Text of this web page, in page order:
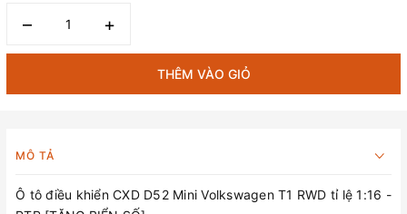
– +
THÊM VÀO GIỎ
MÔ TẢ
Ô tô điều khiển CXD D52 Mini Volkswagen T1 RWD tỉ lệ 1:16 -